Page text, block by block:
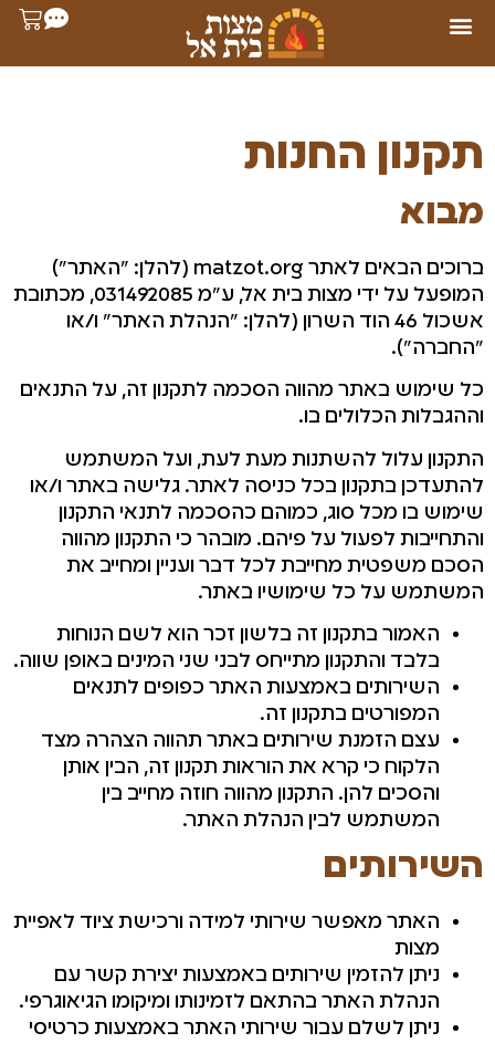
תקנון החנות
מבוא
ברוכים הבאים לאתר matzot.org (להלן: "האתר")
המופעל על ידי מצות בית אל, ע"מ 031492085, מכתובת
אשכול 46 הוד השרון (להלן: "הנהלת האתר" ו/או
"החברה").
כל שימוש באתר מהווה הסכמה לתקנון זה, על התנאים
וההגבלות הכלולים בו.
התקנון עלול להשתנות מעת לעת, ועל המשתמש
להתעדכן בתקנון בכל כניסה לאתר. גלישה באתר ו/או
שימוש בו מכל סוג, כמוהם כהסכמה לתנאי התקנון
והתחייבות לפעול על פיהם. מובהר כי התקנון מהווה
הסכם משפטית מחייבת לכל דבר ועניין ומחייב את
המשתמש על כל שימושיו באתר.
האמור בתקנון זה בלשון זכר הוא לשם הנוחות
בלבד והתקנון מתייחס לבני שני המינים באופן שווה.
השירותים באמצעות האתר כפופים לתנאים
המפורטים בתקנון זה.
עצם הזמנת שירותים באתר תהווה הצהרה מצד
הלקוח כי קרא את הוראות תקנון זה, הבין אותן
והסכים להן. התקנון מהווה חוזה מחייב בין
המשתמש לבין הנהלת האתר.
השירותים
האתר מאפשר שירותי למידה ורכישת ציוד לאפיית
מצות
ניתן להזמין שירותים באמצעות יצירת קשר עם
הנהלת האתר בהתאם לזמינותו ומיקומו הגיאוגרפי.
ניתן לשלם עבור שירותי האתר באמצעות כרטיסי